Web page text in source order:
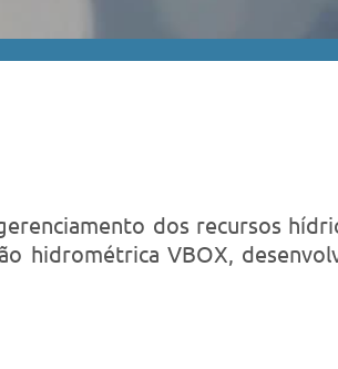
dos recursos
hidrométrica VBOX,